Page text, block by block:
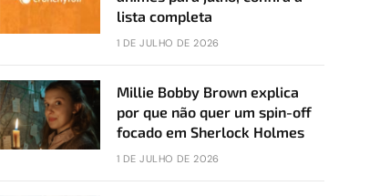
lista completa
1 DE JULHO DE 2026
Millie Bobby Brown explica
por que não quer um spin-off
focado em Sherlock Holmes
1 DE JULHO DE 2026